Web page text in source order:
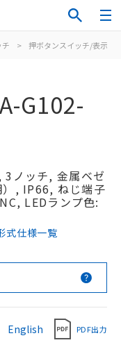
チ > 押ボタンスイッチ/表示灯
G102-
ノッチ, 金属ベゼ
, IP66, ねじ端子
LEDランプ色:
式仕様一覧
English PDF出力